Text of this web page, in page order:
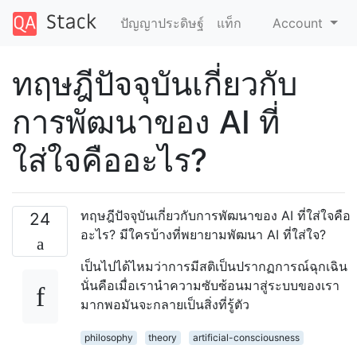
ปัญญาประดิษฐ์ แท็ก Account
ทฤษฎีปัจจุบันเกี่ยวกับ
การพัฒนาของ AI ที่
ใส่ใจคืออะไร?
24
ทฤษฎีปัจจุบันเกี่ยวกับการพัฒนาของ AI ที่ใส่ใจคือ
อะไร? มีใครบ้างที่พยายามพัฒนา AI ที่ใส่ใจ?
เป็นไปได้ไหมว่าการมีสติเป็นปรากฏการณ์ฉุกเฉิน
นั่นคือเมื่อเรานำความซับซ้อนมาสู่ระบบของเรา
มากพอมันจะกลายเป็นสิ่งที่รู้ตัว
philosophy theory
artificial-consciousness